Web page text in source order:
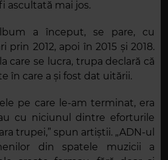
ascultată mai jos.
a început, se pare, cu
prin 2012, apoi în 2015 și 2018.
care se lucra, trupa declară că
în care a și fost dat uitării.
pe care le-am terminat, era
cu niciunul dintre eforturile
trupei,” spun artiștii. „ADN-ul
din spatele muzicii a